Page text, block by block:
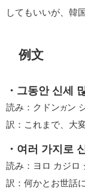
してもいいが、韓
例文
・그동안 신세
読み：クドンガン
訳：これまで、大
・여러 가지로
読み：ヨロ カジロ
訳：何かとお世話